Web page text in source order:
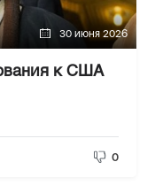
30 июня 2026
к США
0